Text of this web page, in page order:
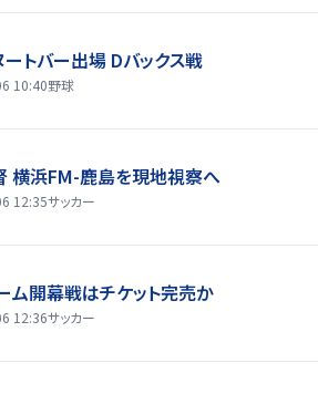
ートバー出場 Dバックス戦
10:40野球
横浜FM-鹿島を現地視察へ
12:35サッカー
ム開幕戦はチケット完売か
12:36サッカー